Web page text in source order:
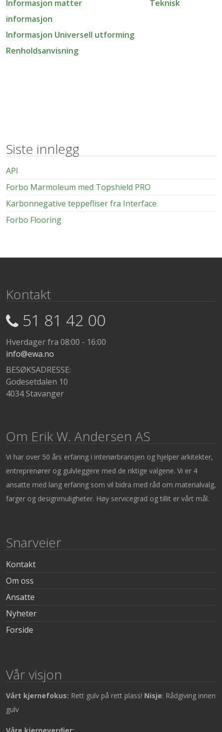
Informasjon matter
Teknisk
informasjon
Informasjon Universell utforming
Renholdsanvisning
Siste innlegg
API
Forbo Marmoleum med Topshield PRO
Karbonnegative teppefliser fra Interface
Forbo Flooring
Kontakt
51 81 42 00
Hverdager fra 08:00 - 16:00
info@ewa.no
BESØKSADRESSE:
Godesetdalen 10
4034 Stavanger
Om Erik W. Andersen AS
Vi har over 50 års erfaring i interiørbransjen og hjelper arkitekter,
entreprenører og gulvleggere med de riktige valgene. Vi er 4
ansatte med lang erfaring som vil bidra med råd om materialvalg,
farger og designmuligheter. Høy servicegrad og tillit er vårt mål.
Snarveier
Kontakt
Om oss
Ansatte
Nyheter
Forside
Vår visjon
Vårt kjernefokus: Rett gulv på rett plass! Nisje: Rådgiving innen
gulv